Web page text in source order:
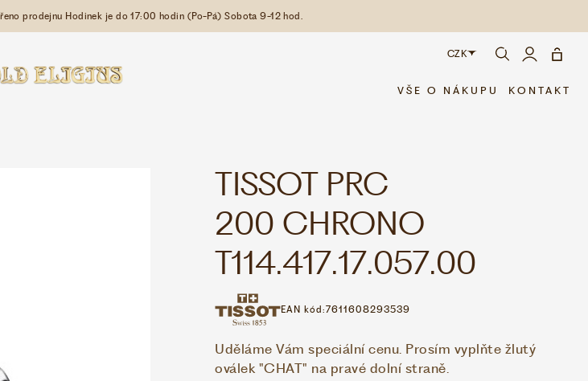
prodejnu Hodinek je do 17:00 hodin (Po-Pá) Sobota 9-12 hod.
CZK
CZK
VŠE O NÁKUPU KONTAKT
TISSOT PRC
200 CHRONO
T114.417.17.057.00
EAN kód:7611608293539
Uděláme Vám speciální cenu. Prosím vyplňte žlutý
oválek "CHAT" na pravé dolní straně.